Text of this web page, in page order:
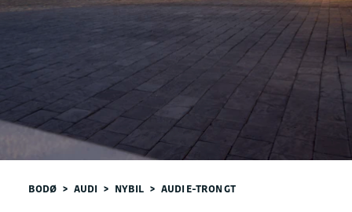
BODØ > AUDI > NYBIL > AUDI E-TRON GT